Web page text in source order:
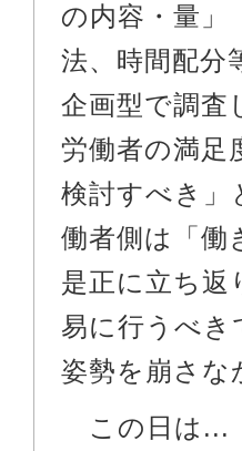
の内容・量」
法、時間配分
企画型で調査
労働者の満足
検討すべき」
働者側は「働
是正に立ち返
易に行うべ
姿勢を崩さな
この日は...